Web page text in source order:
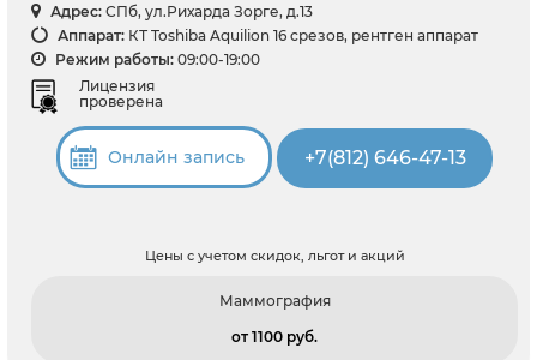
Адрес: СПб, ул.Рихарда Зорге, д.13
Аппарат: КТ Toshiba Aquilion 16 срезов, рентген аппарат
Режим работы: 09:00-19:00
Лицензия
проверена
Онлайн запись +7(812) 646-47-13
Цены с учетом скидок, льгот и акций
Маммография
от 1100 pуб.